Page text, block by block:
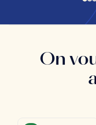
On